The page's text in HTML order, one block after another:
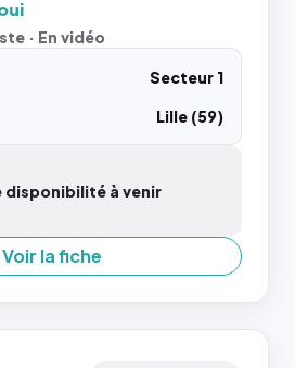
· En vidéo
Secteur 1
Lille (59)
disponibilité à venir
Voir la fiche